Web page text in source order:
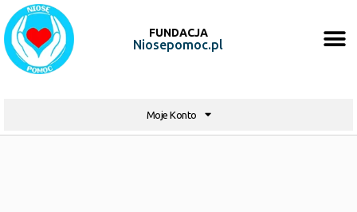
FUNDACJA
Niosepomoc.pl
Moje Konto